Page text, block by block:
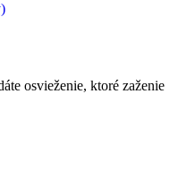
osvieženie, ktoré zaženie